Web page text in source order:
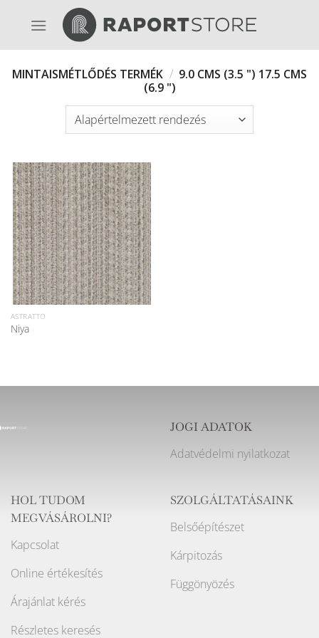
MINTAISMÉTLŐDÉS TERMÉK / 9.0 CMS (3.5 ") 17.5 CMS
(6.9 ")
ASTRATTO
Niya
JOGI ADATOK
Adatvédelmi nyilatkozat
HOL TUDOM
MEGVÁSÁROLNI?
Kapcsolat
Online értékesítés
Árajánlat kérés
Részletes keresés
SZOLGÁLTATÁSAINK
Belsőépítészet
Kárpitozás
Függönyözés